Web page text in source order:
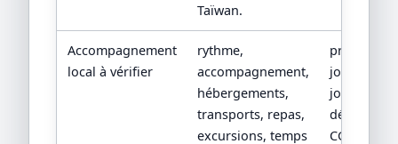
Taïwan.
Accompagnement
local à vérifier
rythme,
accompagnement,
hébergements,
transports, repas,
excursions, temps
jour par
jour, devis
détaillé,
CGV/CPV et